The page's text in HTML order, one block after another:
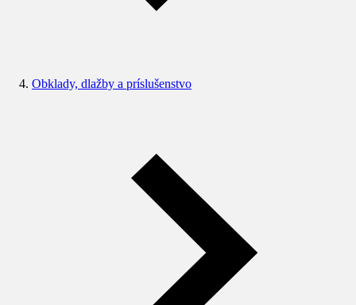
Obklady, dlažby a príslušenstvo